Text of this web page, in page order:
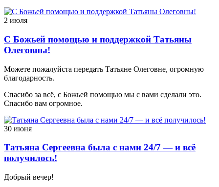
2 июля
С Божьей помощью и поддержкой Татьяны
Олеговны!
Можете пожалуйста передать Татьяне Олеговне, огромную
благодарность.
Спасибо за всё, с Божьей помощью мы с вами сделали это.
Спасибо вам огромное.
30 июня
Татьяна Сергеевна была с нами 24/7 — и всё
получилось!
Добрый вечер!